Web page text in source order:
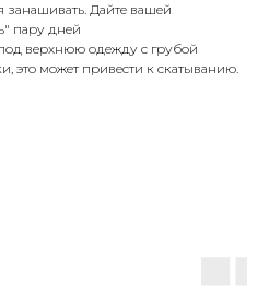
Дайте вашей
пару дней
под верхнюю одежду с грубой
это может привести к скатыванию.